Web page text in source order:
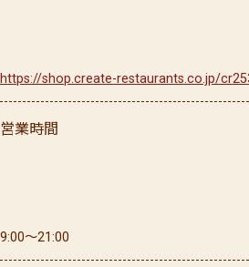
https://shop.create-restaurants.co.jp/
営業時間
9:00〜21:00